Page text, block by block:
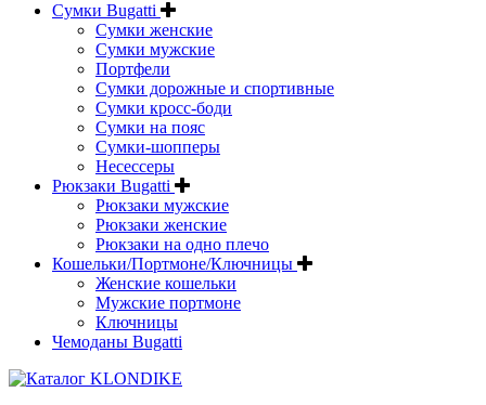
Сумки Bugatti
Сумки женские
Сумки мужские
Портфели
Сумки дорожные и спортивные
Сумки кросс-боди
Сумки на пояс
Сумки-шопперы
Несессеры
Рюкзаки Bugatti
Рюкзаки мужские
Рюкзаки женские
Рюкзаки на одно плечо
Кошельки/Портмоне/Ключницы
Женские кошельки
Мужские портмоне
Ключницы
Чемоданы Bugatti